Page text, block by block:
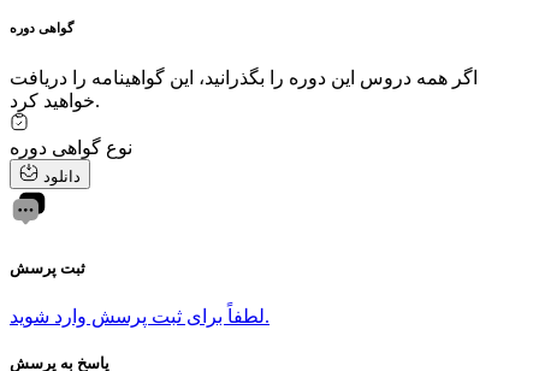
گواهی دوره
اگر همه دروس این دوره را بگذرانید، این گواهینامه را دریافت
خواهید کرد.
نوع گواهی دوره
دانلود
ثبت پرسش
لطفاً برای ثبت پرسش وارد شوید.
پاسخ به پرسش